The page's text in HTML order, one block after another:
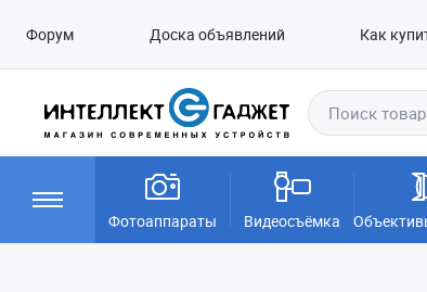
Форум Доска объявлений Как
Фотоаппараты Видеосъёмка